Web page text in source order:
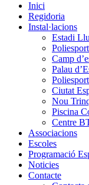
Inici
Regidoria
Instal·lacions
Estadi
Camp
Palau
Ciutat
Nou
Piscina
Centre
Associacions
Escoles
Programació
Noticies
Contacte